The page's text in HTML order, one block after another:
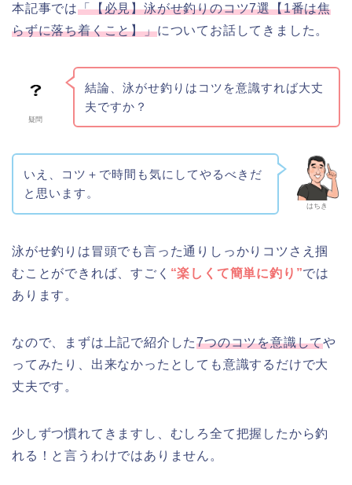
本記事では「【必見】泳がせ釣りのコツ7選【1番は焦
らずに落ち着くこと】」についてお話してきました。
疑問
結論、泳がせ釣りはコツを意識すれば大丈
夫ですか？
はちき
いえ、コツ＋で時間も気にしてやるべきだ
と思います。
泳がせ釣りは冒頭でも言った通りしっかりコツさえ掴
むことができれば、すごく “楽しくて簡単に釣り”では
あります。
なので、まずは上記で紹介した7つのコツを意識してや
ってみたり、出来なかったとしても意識するだけで大
丈夫です。
少しずつ慣れてきますし、むしろ全て把握したから釣
れる！と言うわけではありません。